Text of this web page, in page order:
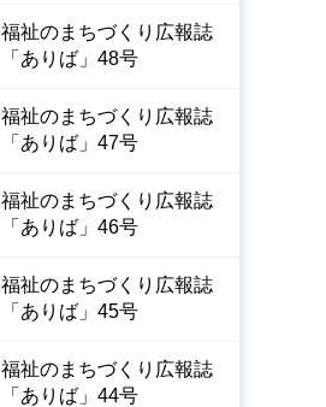
福祉のまちづくり広報誌
「ありば」48号
福祉のまちづくり広報誌
「ありば」47号
福祉のまちづくり広報誌
「ありば」46号
福祉のまちづくり広報誌
「ありば」45号
福祉のまちづくり広報誌
「ありば」44号